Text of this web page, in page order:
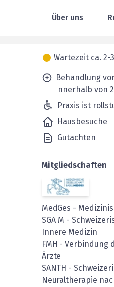
Über uns
Wartezeit ca. 2-
Behandlung
innerhalb von
Praxis ist
Hausbesuche
Gutachten
Mitgliedschaften
MedGes -
SGAIM -
Innere Medizin
FMH - Verbindung
Ärzte
SANTH -
Neuraltherapie